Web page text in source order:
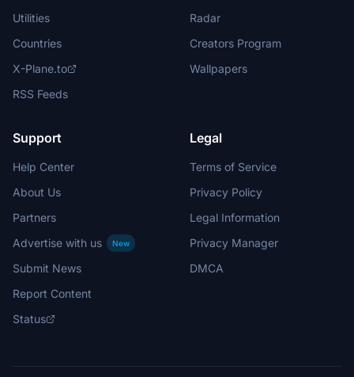
Utilities
Countries
X-Plane.to
RSS Feeds
Radar
Creators Program
Wallpapers
Support
Help Center
About Us
Partners
Advertise with us
New
Submit News
Report Content
Status
Legal
Terms of Service
Privacy Policy
Legal Information
Privacy Manager
DMCA